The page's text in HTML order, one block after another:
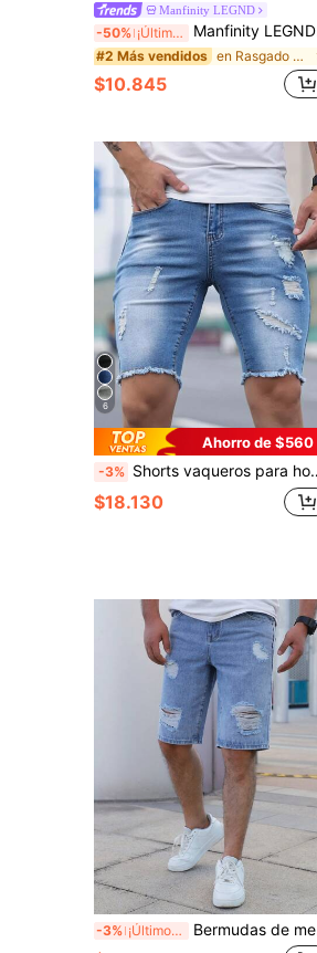
Manfinity LEGND
-50% ¡Últimos 2 días Manfinity LEGND Pantalones cortos de mezclilla bermudas desgastados con lavado claro y estilo elegante, perfectos para el verano relajado. Pantalones cortos de mezclilla sueltos y de pierna ancha en azul desgastado para salir
#2 Más vendidos en Rasgado Pantalones cortos vaqueros para hombre
$10.845
6
Ahorro de $560
-3% Shorts vaqueros para hombre con bajo desgastado y elástico
$18.130
-3% ¡Últimos 3 días Bermudas de mezclilla desgastadas con bolsillos para hombre